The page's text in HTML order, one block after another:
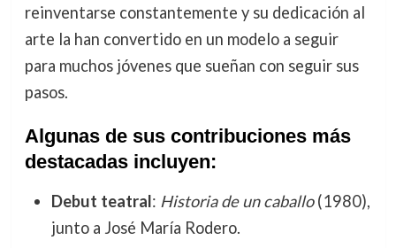
reinventarse constantemente y su dedicación al
arte la han convertido en un modelo a seguir
para muchos jóvenes que sueñan con seguir sus
pasos.
Algunas de sus contribuciones más
destacadas incluyen:
Debut teatral: Historia de un caballo(1980),
junto a José María Rodero.